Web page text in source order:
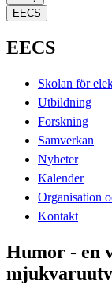
EECS
EECS
Skolan för
Utbildning
Forskning
Samverkan
Nyheter
Kalender
Organisation
Kontakt
Humor - en